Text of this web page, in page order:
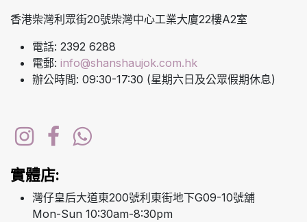
香港柴灣利眾街20號柴灣中心工業大廈22樓A2室
電話: 2392 6288
電郵: info@shanshaujok.com.hk
辦公時間: 09:30-17:30 (星期六日及公眾假期休息)
實體店:
灣仔皇后大道東200號利東街地下G09-10號舖
Mon-Sun 10:30am-8:30pm